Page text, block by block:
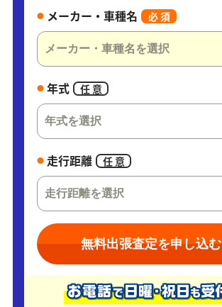
メーカー・車種名 必 須
年式 任 意
走行距離 任 意
無料出張査定を申し込む